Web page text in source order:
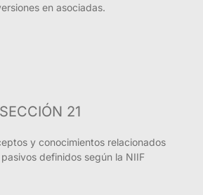
en asociadas.
21
y conocimientos relacionados
definidos según la NIIF